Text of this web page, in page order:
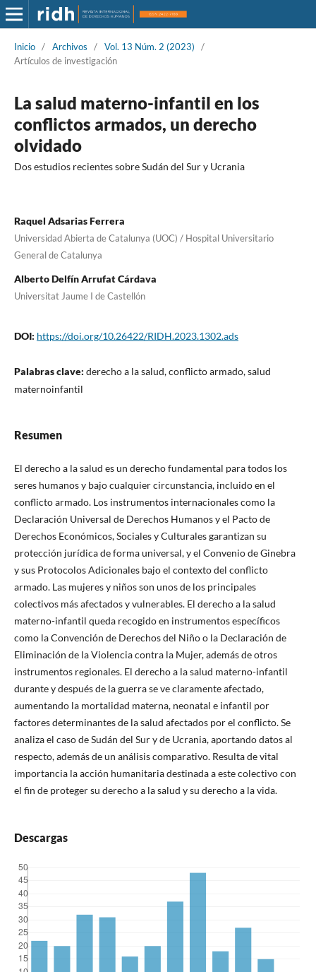
Inicio / Archivos / Vol. 13 Núm. 2 (2023)
/
Artículos de investigación
La salud materno-infantil en los
conflictos armados, un derecho
olvidado
Dos estudios recientes sobre Sudán del Sur y Ucrania
Raquel Adsarias Ferrera
Universidad Abierta de Catalunya (UOC) / Hospital Universitario
General de Catalunya
Alberto Delfín Arrufat Cárdava
Universitat Jaume I de Castellón
DOI: https://doi.org/10.26422/RIDH.2023.1302.ads
Palabras clave: derecho a la salud, conflicto armado, salud
maternoinfantil
Resumen
El derecho a la salud es un derecho fundamental para todos los
seres humanos y bajo cualquier circunstancia, incluido en el
conflicto armado. Los instrumentos internacionales como la
Declaración Universal de Derechos Humanos y el Pacto de
Derechos Económicos, Sociales y Culturales garantizan su
protección jurídica de forma universal, y el Convenio de Ginebra
y sus Protocolos Adicionales bajo el contexto del conflicto
armado. Las mujeres y niños son unos de los principales
colectivos más afectados y vulnerables. El derecho a la salud
materno-infantil queda recogido en instrumentos específicos
como la Convención de Derechos del Niño o la Declaración de
Eliminación de la Violencia contra la Mujer, además de otros
instrumentos regionales. El derecho a la salud materno-infantil
durante y después de la guerra se ve claramente afectado,
aumentando la mortalidad materna, neonatal e infantil por
factores determinantes de la salud afectados por el conflicto. Se
analiza el caso de Sudán del Sur y de Ucrania, aportando datos al
respecto, además de un análisis comparativo. Resulta de vital
importancia la acción humanitaria destinada a este colectivo con
el fin de proteger su derecho a la salud y su derecho a la vida.
Descargas